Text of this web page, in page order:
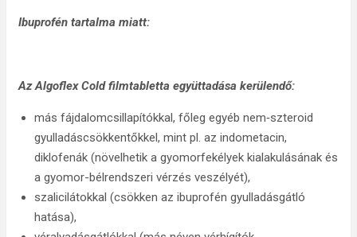
Ibuprofén tartalma miatt:
Az Algoflex Cold filmtabletta együttadása kerülendő:
más fájdalomcsillapítókkal, főleg egyéb nem‑szteroid
gyulladáscsökkentőkkel, mint pl. az indometacin,
diklofenák (növelhetik a gyomorfekélyek kialakulásának és
a gyomor-bélrendszeri vérzés veszélyét),
szalicilátokkal (csökken az ibuprofén gyulladásgátló
hatása),